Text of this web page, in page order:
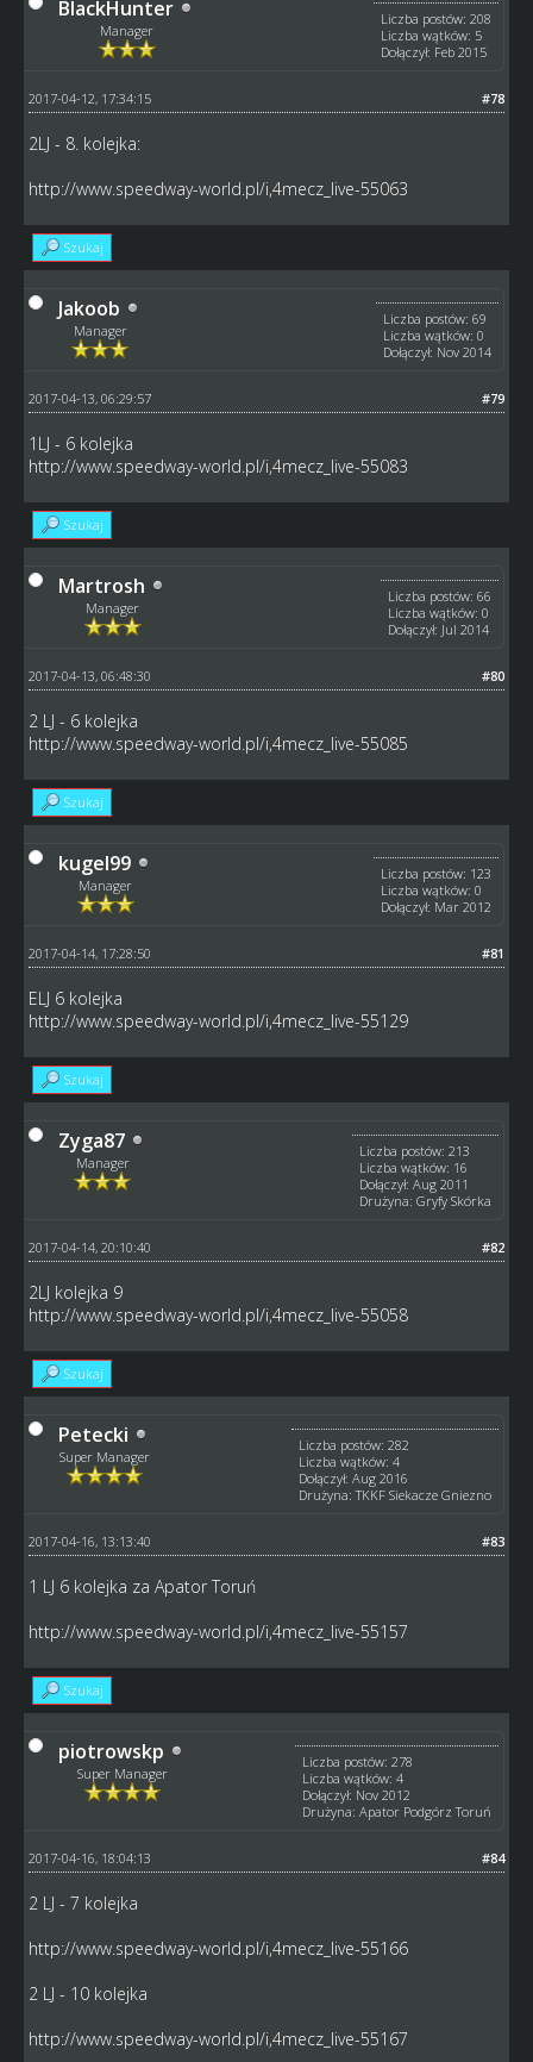
BlackHunter
Manager
Liczba postów: 208
Liczba wątków: 5
Dołączył: Feb 2015
#78
2017-04-12, 17:34:15
2LJ - 8. kolejka:
http://www.speedway-world.pl/i,4mecz_live-55063
Szukaj
Jakoob
Manager
Liczba postów: 69
Liczba wątków: 0
Dołączył: Nov 2014
#79
2017-04-13, 06:29:57
1LJ - 6 kolejka
http://www.speedway-world.pl/i,4mecz_live-55083
Szukaj
Martrosh
Manager
Liczba postów: 66
Liczba wątków: 0
Dołączył: Jul 2014
#80
2017-04-13, 06:48:30
2 LJ - 6 kolejka
http://www.speedway-world.pl/i,4mecz_live-55085
Szukaj
kugel99
Manager
Liczba postów: 123
Liczba wątków: 0
Dołączył: Mar 2012
#81
2017-04-14, 17:28:50
ELJ 6 kolejka
http://www.speedway-world.pl/i,4mecz_live-55129
Szukaj
Zyga87
Manager
Liczba postów: 213
Liczba wątków: 16
Dołączył: Aug 2011
Drużyna: Gryfy Skórka
#82
2017-04-14, 20:10:40
2LJ kolejka 9
http://www.speedway-world.pl/i,4mecz_live-55058
Szukaj
Petecki
Super Manager
Liczba postów: 282
Liczba wątków: 4
Dołączył: Aug 2016
Drużyna: TKKF Siekacze Gniezno
#83
2017-04-16, 13:13:40
1 LJ 6 kolejka za Apator Toruń
http://www.speedway-world.pl/i,4mecz_live-55157
Szukaj
piotrowskp
Super Manager
Liczba postów: 278
Liczba wątków: 4
Dołączył: Nov 2012
Drużyna: Apator Podgórz Toruń
#84
2017-04-16, 18:04:13
2 LJ - 7 kolejka
http://www.speedway-world.pl/i,4mecz_live-55166
2 LJ - 10 kolejka
http://www.speedway-world.pl/i,4mecz_live-55167